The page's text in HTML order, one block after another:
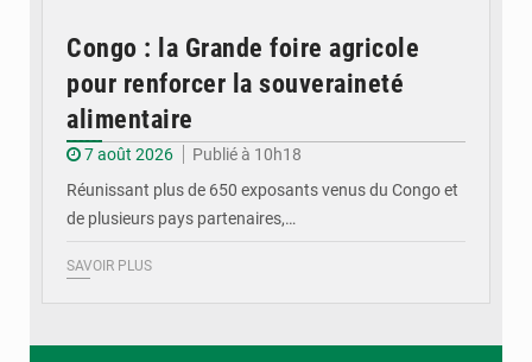
Congo : la Grande foire agricole
pour renforcer la souveraineté
alimentaire
7 août 2026
Publié à 10h18
Réunissant plus de 650 exposants venus du Congo et
de plusieurs pays partenaires,…
SAVOIR PLUS